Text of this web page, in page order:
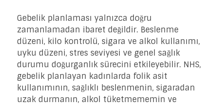
Gebelik planlaması yalnızca doğru
zamanlamadan ibaret değildir. Beslenme
düzeni, kilo kontrolü, sigara ve alkol kullanımı,
uyku düzeni, stres seviyesi ve genel sağlık
durumu doğurganlık sürecini etkileyebilir. NHS,
gebelik planlayan kadınlarda folik asit
kullanımının, sağlıklı beslenmenin, sigaradan
uzak durmanın, alkol tüketmememin ve